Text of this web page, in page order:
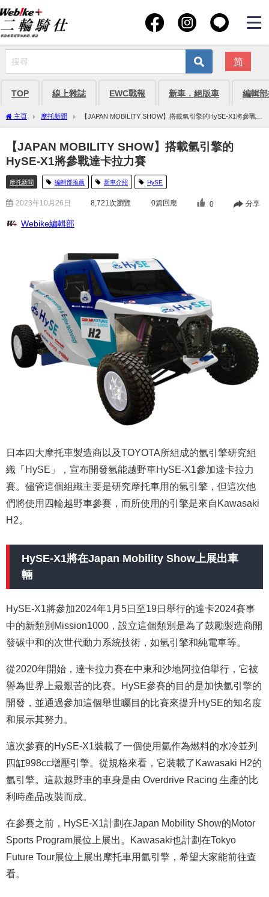
简
TOP 線上雜誌 EWC戰報 新車．絕版車 編輯
主頁 摩托新聞
【JAPAN MOBILITY SHOW】搭載氫引擎的HySE-X1將參戰達
卡拉力賽
【JAPAN MOBILITY SHOW】搭載氫引擎的
HySE-X1將參戰達卡拉力賽
摩托新聞 編輯部推薦 新車介紹 HySE
2023年10月26日 8,721 次瀏覽 0篇回應 0 分享
Webike編輯部
日本四大摩托車製造商以及TOYOTA所組成的氫引擎研究組
織「HySE」，宣布開發氫能越野車HySE-X1參加達卡拉力
賽。儘管這個組織主要是研究摩托車用的氫引擎，但這次他
們將使用四輪越野車參賽，而所使用的引擎是來自Kawasaki
H2。
HySE-X1將在Japan Mobility Show上展出車
輛
HySE-X1將參加2024年1月5日至19日舉行的達卡2024賽事
中的新類別Mission1000，設立這個類別是為了鼓勵製造商開
發碳中和的次世代動力系統技術，如氫引擎和純電車等。
從2020年開始，達卡拉力賽在中東和沙地阿拉伯舉行，它被
譽為世界上最艱苦的比賽。HySE參賽的目的是加快氫引擎的
開發，並通過參加這個舉世矚目的比賽來提升HySE的知名度
和展示其努力。
這次參賽的HySE-X1裝載了一個使用氫作為燃料的水冷並列
四缸998cc增壓引擎。從規格來看，它裝載了Kawasaki H2的
氫引擎。這款越野車的車身是由 Overdrive Racing 生產的比
利時產品改裝而成。
在參賽之前，HySE-X1計劃在Japan Mobility Show的Motor
Sports Program展位上展出。Kawasaki也計劃在Tokyo
Future Tour展位上展出摩托車用氫引擎，希望大家能前往查
看。